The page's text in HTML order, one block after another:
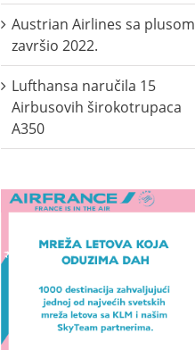
Austrian Airlines sa plusom
završio 2022.
Lufthansa naručila 15
Airbusovih širokotrupaca
A350